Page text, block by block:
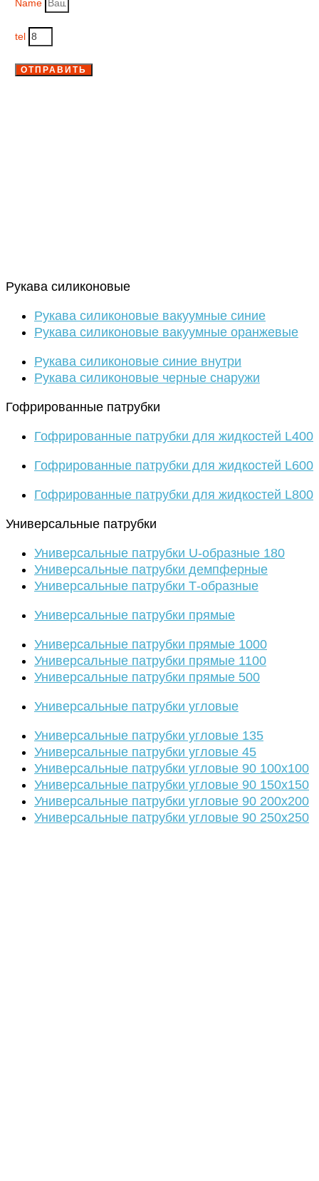
Name
tel
ОТПРАВИТЬ
Рукава силиконовые
Рукава силиконовые вакуумные синие
Рукава силиконовые вакуумные оранжевые
Рукава силиконовые синие внутри
Рукава силиконовые черные снаружи
Гофрированные патрубки
Гофрированные патрубки для жидкостей L400
Гофрированные патрубки для жидкостей L600
Гофрированные патрубки для жидкостей L800
Универсальные патрубки
Универсальные патрубки U-образные 180
Универсальные патрубки демпферные
Универсальные патрубки Т-образные
Универсальные патрубки прямые
Универсальные патрубки прямые 1000
Универсальные патрубки прямые 1100
Универсальные патрубки прямые 500
Универсальные патрубки угловые
Универсальные патрубки угловые 135
Универсальные патрубки угловые 45
Универсальные патрубки угловые 90 100х100
Универсальные патрубки угловые 90 150х150
Универсальные патрубки угловые 90 200х200
Универсальные патрубки угловые 90 250х250